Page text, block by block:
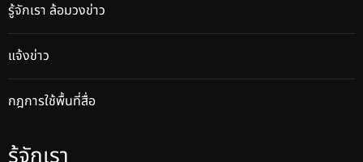
รู้จักเรา ล้อมวงข่าว
แจ้งข่าว
กฎการใช้พื้นที่สื่อ